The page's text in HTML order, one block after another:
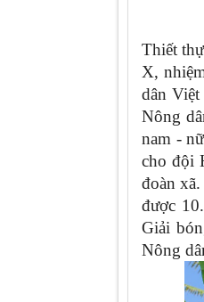
Thiết
X,
dân
Nông
nam -
cho đội
đoàn
được
Giải
Nông